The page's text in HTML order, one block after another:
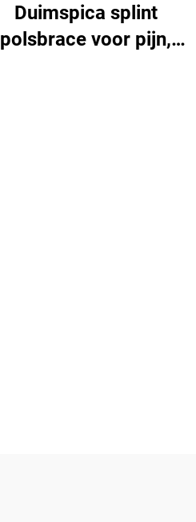
Duimspica splint
polsbrace voor pijn,